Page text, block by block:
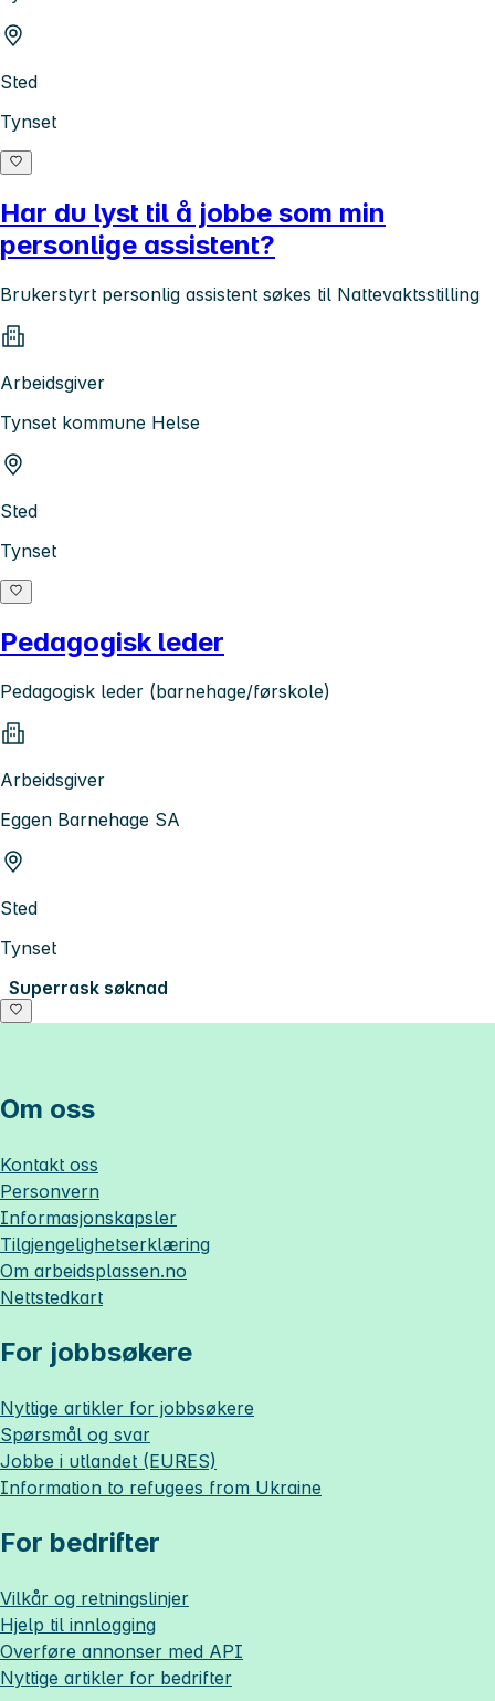
Sted
Tynset
Har du lyst til å jobbe som min
personlige assistent?
Brukerstyrt personlig assistent søkes til Nattevaktsstilling
Arbeidsgiver
Tynset kommune Helse
Sted
Tynset
Pedagogisk leder
Pedagogisk leder (barnehage/førskole)
Arbeidsgiver
Eggen Barnehage SA
Sted
Tynset
Superrask søknad
Om oss
Kontakt oss
Personvern
Informasjonskapsler
Tilgjengelighetserklæring
Om arbeidsplassen.no
Nettstedkart
For jobbsøkere
Nyttige artikler for jobbsøkere
Spørsmål og svar
Jobbe i utlandet (EURES)
Information to refugees from Ukraine
For bedrifter
Vilkår og retningslinjer
Hjelp til innlogging
Overføre annonser med API
Nyttige artikler for bedrifter